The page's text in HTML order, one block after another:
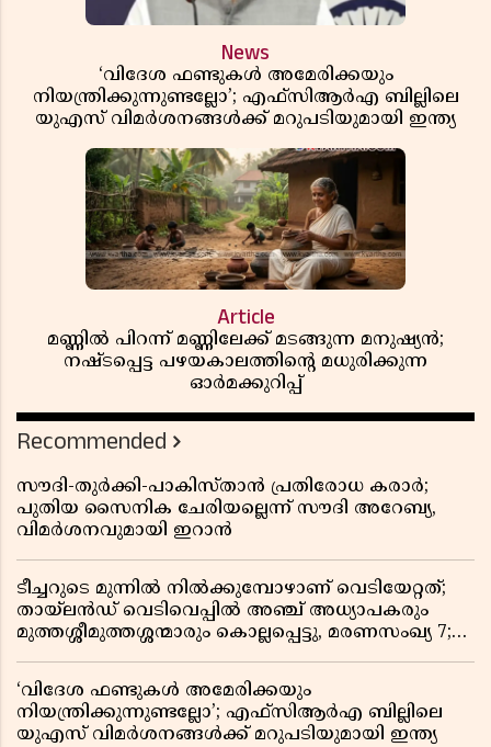
News
‘വിദേശ ഫണ്ടുകൾ അമേരിക്കയും
നിയന്ത്രിക്കുന്നുണ്ടല്ലോ’; എഫ്സിആർഎ ബില്ലിലെ
യുഎസ് വിമർശനങ്ങൾക്ക് മറുപടിയുമായി ഇന്ത്യ
Article
മണ്ണിൽ പിറന്ന് മണ്ണിലേക്ക് മടങ്ങുന്ന മനുഷ്യൻ;
നഷ്ടപ്പെട്ട പഴയകാലത്തിൻ്റെ മധുരിക്കുന്ന
ഓർമക്കുറിപ്പ്
Recommended
സൗദി-തുർക്കി-പാകിസ്താൻ പ്രതിരോധ കരാർ;
പുതിയ സൈനിക ചേരിയല്ലെന്ന് സൗദി അറേബ്യ,
വിമർശനവുമായി ഇറാൻ
ടീച്ചറുടെ മുന്നിൽ നിൽക്കുമ്പോഴാണ് വെടിയേറ്റത്;
തായ്‌ലൻഡ് വെടിവെപ്പിൽ അഞ്ച് അധ്യാപകരും
മുത്തശ്ശീമുത്തശ്ശന്മാരും കൊല്ലപ്പെട്ടു, മരണസംഖ്യ 7;
‘വിദേശ ഫണ്ടുകൾ അമേരിക്കയും
നിയന്ത്രിക്കുന്നുണ്ടല്ലോ’; എഫ്സിആർഎ ബില്ലിലെ
യുഎസ് വിമർശനങ്ങൾക്ക് മറുപടിയുമായി ഇന്ത്യ